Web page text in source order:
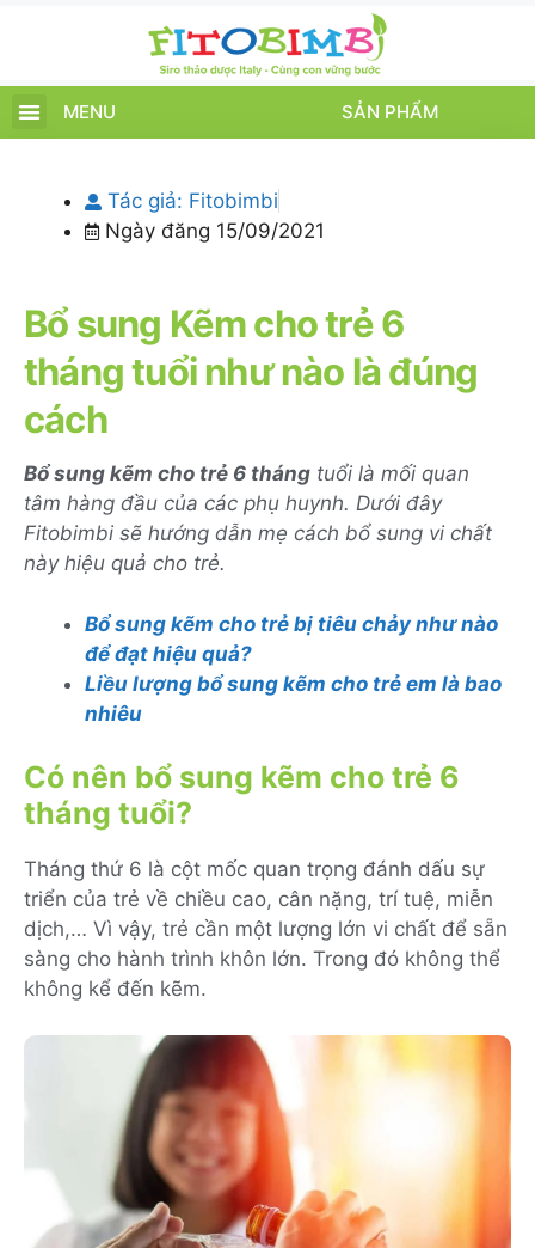
MENU SẢN PHẨM
Tác giả: Fitobimbi
Ngày đăng 15/09/2021
Bổ sung Kẽm cho trẻ 6
tháng tuổi như nào là đúng
cách
Bổ sung kẽm cho trẻ 6 tháng tuổi là mối quan
tâm hàng đầu của các phụ huynh. Dưới đây
Fitobimbi sẽ hướng dẫn mẹ cách bổ sung vi chất
này hiệu quả cho trẻ.
Bổ sung kẽm cho trẻ bị tiêu chảy như nào
để đạt hiệu quả?
Liều lượng bổ sung kẽm cho trẻ em là bao
nhiêu
Có nên bổ sung kẽm cho trẻ 6
tháng tuổi?
Tháng thứ 6 là cột mốc quan trọng đánh dấu sự
triển của trẻ về chiều cao, cân nặng, trí tuệ, miễn
dịch,… Vì vậy, trẻ cần một lượng lớn vi chất để sẵn
sàng cho hành trình khôn lớn. Trong đó không thể
không kể đến kẽm.